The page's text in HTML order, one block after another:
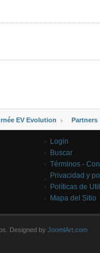
EV Evolution Partners
Login
Buscar
Términos -
Privacidad y
Políticas de
Mapa del Sitio
Designed by JoomlArt.com